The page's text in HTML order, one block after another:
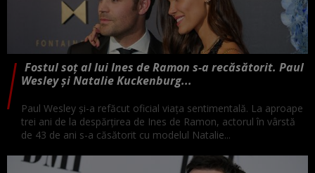
Fostul soț al lui Ines de Ramon s-a recăsătorit. Paul
Wesley și Natalie Kuckenburg...
Paul Wesley și-a refăcut oficial viața sentimentală. La aproape
trei ani de la despărțirea de Ines de Ramon, actorul în vârstă
de 43 de ani s-a căsătorit cu modelul Natalie...